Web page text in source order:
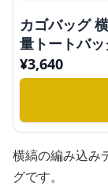
カゴバッグ
量トートバ
¥3,640
横縞の編み込み
グです。